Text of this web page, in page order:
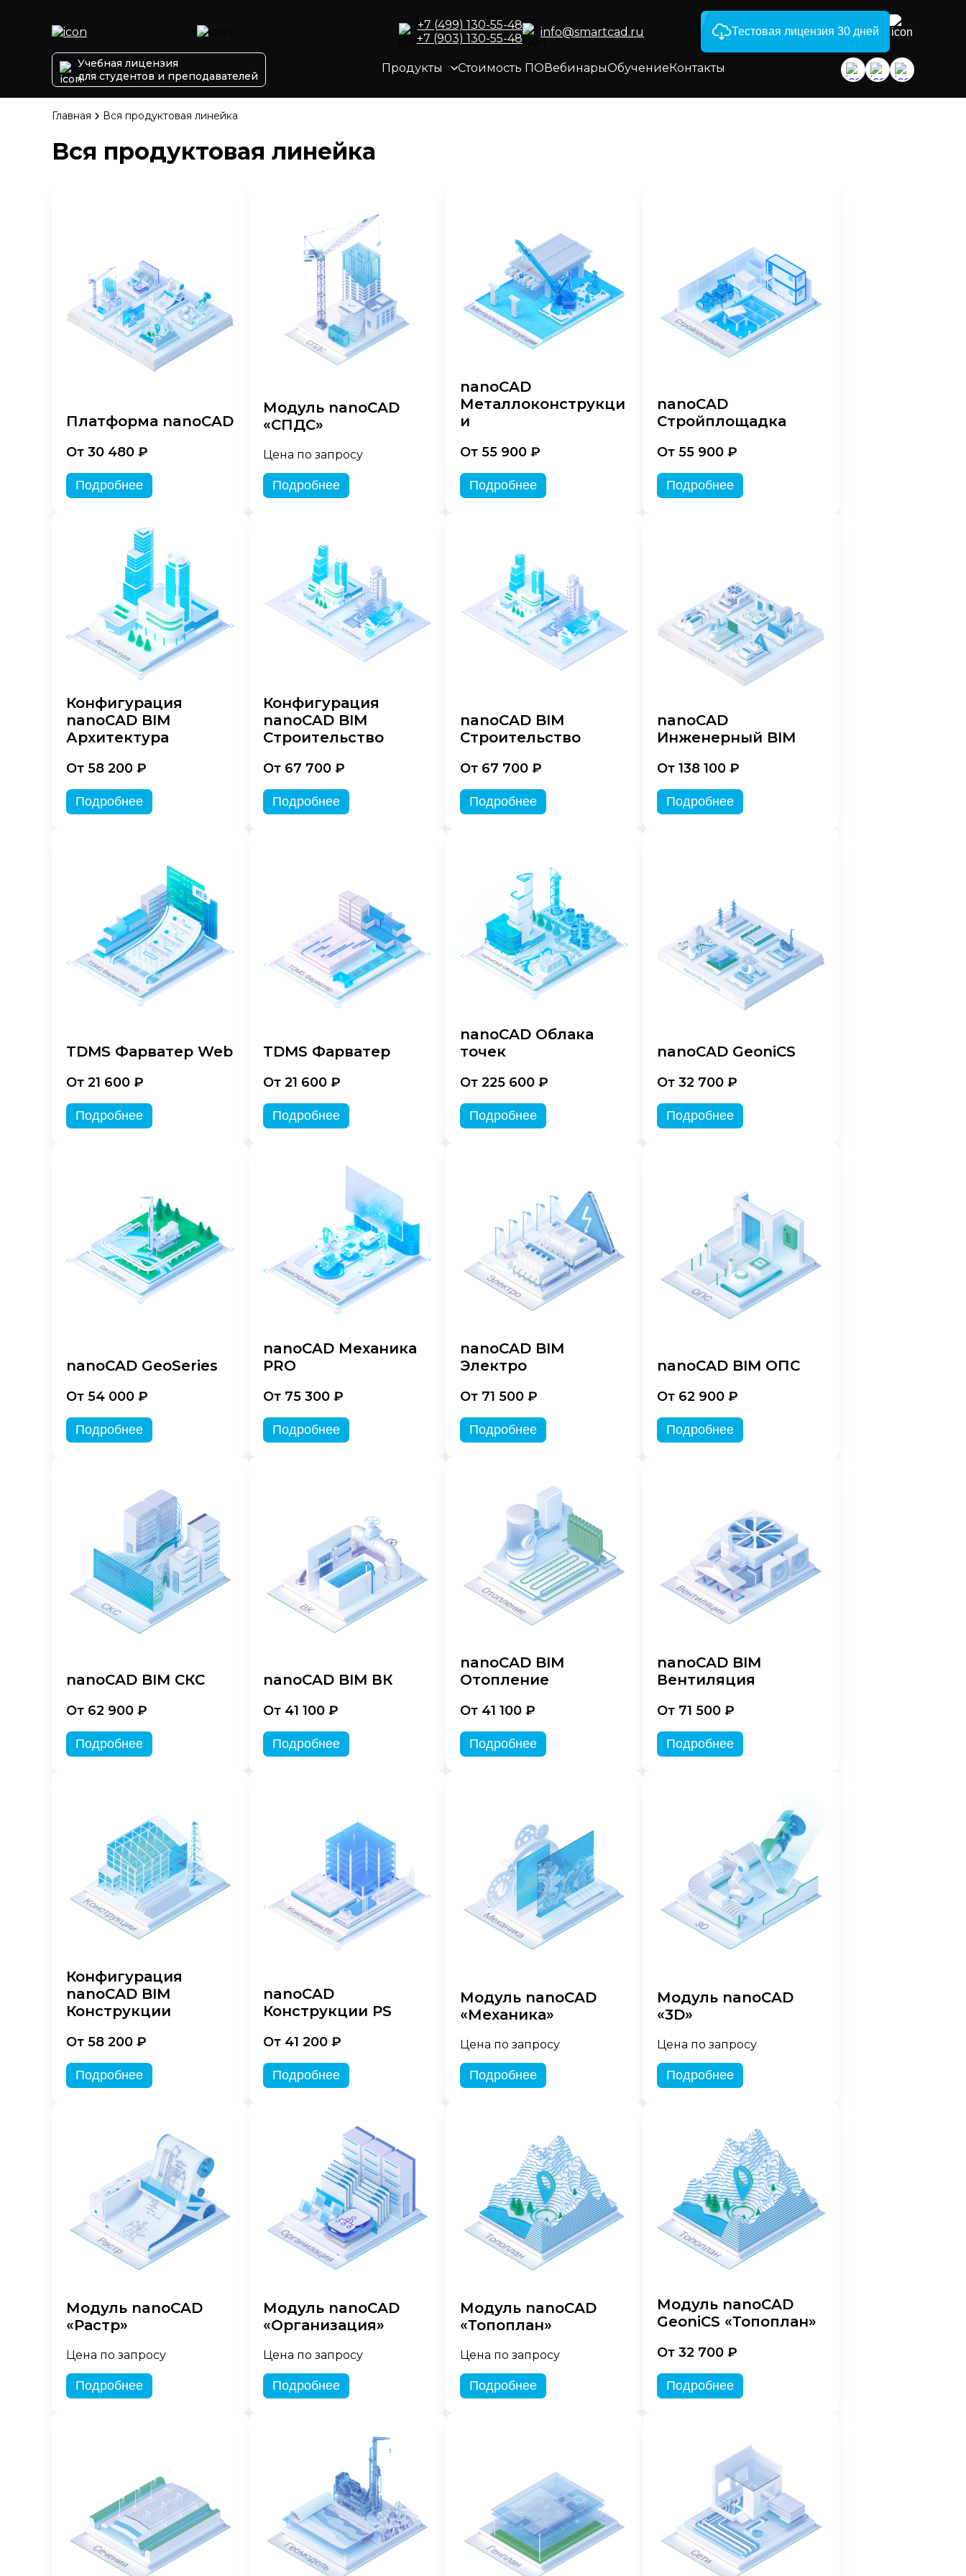
+7 (499) 130-55-48
+7 (903) 130-55-48
info@smartcad.ru Тестовая лицензия 30 дней
Учебная лицензия
для студентов и преподавателей
Продукты Стоимость ПОВебинарыОбучениеКонтакты
Главная Вся продуктовая линейка
Вся продуктовая линейка
Платформа nanoCAD
От 30 480 ₽
Подробнее
Модуль nanoCAD
«СПДС»
Цена по запросу
Подробнее
nanoCAD
Металлоконструкци
и
От 55 900 ₽
Подробнее
nanoCAD
Стройплощадка
От 55 900 ₽
Подробнее
Конфигурация
nanoCAD BIM
Архитектура
От 58 200 ₽
Подробнее
Конфигурация
nanoCAD BIM
Строительство
От 67 700 ₽
Подробнее
nanoCAD BIM
Строительство
От 67 700 ₽
Подробнее
nanoCAD
Инженерный BIM
От 138 100 ₽
Подробнее
TDMS Фарватер Web
От 21 600 ₽
Подробнее
TDMS Фарватер
От 21 600 ₽
Подробнее
nanoCAD Облака
точек
От 225 600 ₽
Подробнее
nanoCAD GeoniCS
От 32 700 ₽
Подробнее
nanoCAD GeoSeries
От 54 000 ₽
Подробнее
nanoCAD Механика
PRO
От 75 300 ₽
Подробнее
nanoCAD BIM
Электро
От 71 500 ₽
Подробнее
nanoCAD BIM ОПС
От 62 900 ₽
Подробнее
nanoCAD BIM СКС
От 62 900 ₽
Подробнее
nanoCAD BIM ВК
От 41 100 ₽
Подробнее
nanoCAD BIM
Отопление
От 41 100 ₽
Подробнее
nanoCAD BIM
Вентиляция
От 71 500 ₽
Подробнее
Конфигурация
nanoCAD BIM
Конструкции
От 58 200 ₽
Подробнее
nanoCAD
Конструкции PS
От 41 200 ₽
Подробнее
Модуль nanoCAD
«Механика»
Цена по запросу
Подробнее
Модуль nanoCAD
«3D»
Цена по запросу
Подробнее
Модуль nanoCAD
«Растр»
Цена по запросу
Подробнее
Модуль nanoCAD
«Организация»
Цена по запросу
Подробнее
Модуль nanoCAD
«Топоплан»
Цена по запросу
Подробнее
Модуль nanoCAD
GeoniCS «Топоплан»
От 32 700 ₽
Подробнее